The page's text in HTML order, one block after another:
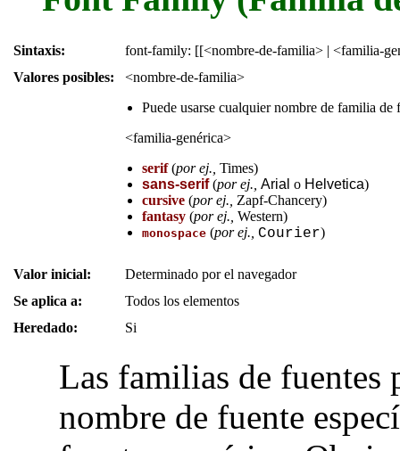
Sintaxis:
font-family: [[<nombre-de-familia> | <familia-
Valores posibles:
<nombre-de-familia>
Puede usarse cualquier nombre de familia de
<familia-genérica>
serif(por ej., Times)
sans-serif(por ej., Arial o Helvetica)
cursive (por ej., Zapf-Chancery)
fantasy (por ej., Western)
monospace (por ej., Courier)
Valor inicial:
Determinado por el navegador
Se aplica a:
Todos los elementos
Heredado:
Si
Las familias de fuentes
nombre de fuente